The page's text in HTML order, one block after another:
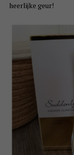
heerlijke geur!